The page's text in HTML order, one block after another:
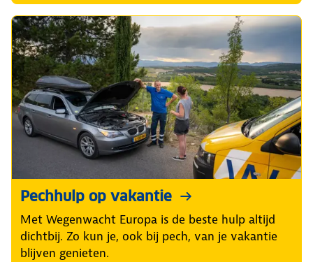
Pechhulp op vakantie
Met Wegenwacht Europa is de beste hulp altijd
dichtbij. Zo kun je, ook bij pech, van je vakantie
blijven genieten.